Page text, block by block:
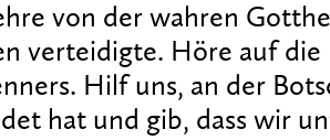
von der wahren
verteidigte. Höre auf die
Hilf uns, an der
hat und gib, dass wir